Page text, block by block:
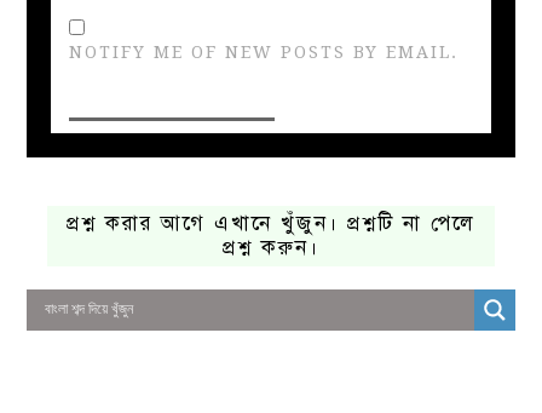
NOTIFY ME OF NEW POSTS BY EMAIL.
প্রশ্ন করার আগে এখানে খুঁজুন। প্রশ্নটি না পেলে
প্রশ্ন করুন।